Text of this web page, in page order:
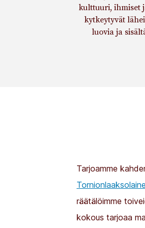
kulttuuri, ihmiset
kytkeytyvät
luovia ja
Tarjoamme
räätälöimme
kokous tarjoaa